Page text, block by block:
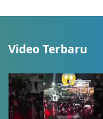
Video Terbaru